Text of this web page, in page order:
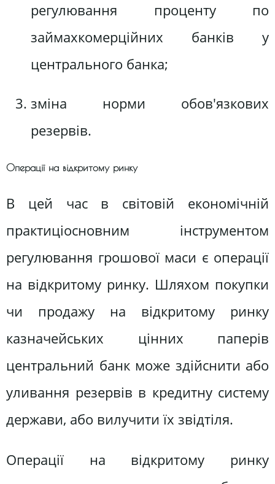
регулювання проценту по
займахкомерційних банків у
центрального банка;
зміна норми обов'язкових
резервів.
Операції на відкритому ринку
В цей час в світовій економічній
практиціосновним інструментом
регулювання грошової маси є операції
на відкритому ринку. Шляхом покупки
чи продажу на відкритому ринку
казначейських цінних паперів
центральний банк може здійснити або
уливання резервів в кредитну систему
держави, або вилучити їх звідтіля.
Операції на відкритому ринку